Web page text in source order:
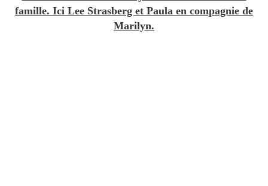
famille. Ici Lee Strasberg et Paula en compagnie de
Marilyn.